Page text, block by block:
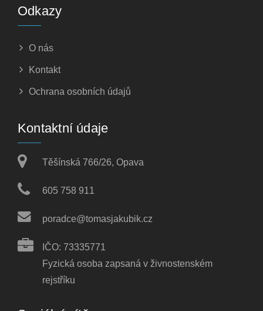
Odkazy
O nás
Kontakt
Ochrana osobních údajů
Kontaktní údaje
Těšínská 766/26, Opava
605 758 911
poradce@tomasjakubik.cz
IČO: 73335771
Fyzická osoba zapsaná v živnostenském
rejstříku